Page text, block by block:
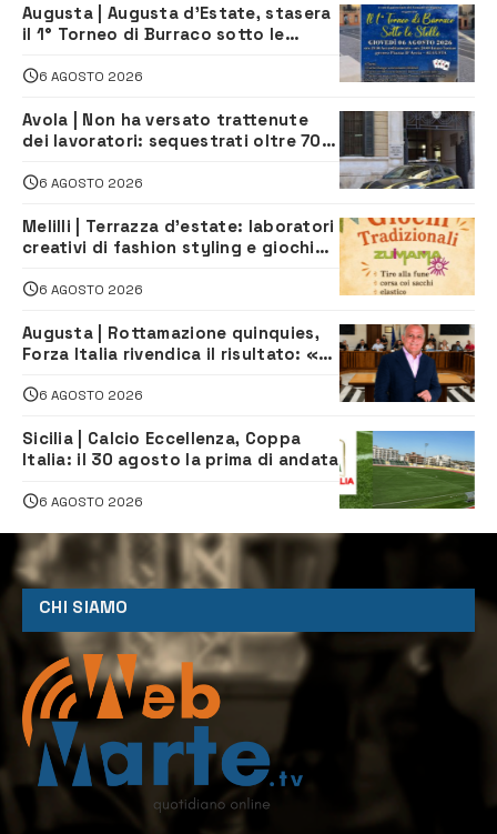
Augusta | Augusta d’Estate, stasera
il 1° Torneo di Burraco sotto le
6 AGOSTO 2026
Avola | Non ha versato trattenute
dei lavoratori: sequestrati oltre 700
climatizzazione
6 AGOSTO 2026
Melilli | Terrazza d’estate: laboratori
creativi di fashion styling e giochi
iscriversi
6 AGOSTO 2026
Augusta | Rottamazione quinquies,
Forza Italia rivendica il risultato: «La
6 AGOSTO 2026
Sicilia | Calcio Eccellenza, Coppa
Italia: il 30 agosto la prima di andata
6 AGOSTO 2026
CHI SIAMO